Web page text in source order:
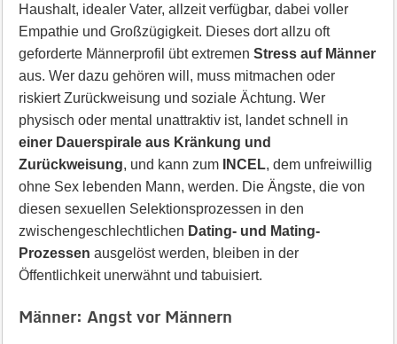
Haushalt, idealer Vater, allzeit verfügbar, dabei voller
Empathie und Großzügigkeit. Dieses dort allzu oft
geforderte Männerprofil übt extremen Stress auf Männer
aus. Wer dazu gehören will, muss mitmachen oder
riskiert Zurückweisung und soziale Ächtung. Wer
physisch oder mental unattraktiv ist, landet schnell in
einer Dauerspirale aus Kränkung und
Zurückweisung, und kann zum INCEL, dem unfreiwillig
ohne Sex lebenden Mann, werden. Die Ängste, die von
diesen sexuellen Selektionsprozessen in den
zwischengeschlechtlichen Dating- und Mating-
Prozessen ausgelöst werden, bleiben in der
Öffentlichkeit unerwähnt und tabuisiert.
Männer: Angst vor Männern